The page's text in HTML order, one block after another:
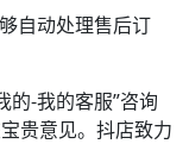
自动处理售后订
的-我的客服”咨询
贵意见。抖店致力